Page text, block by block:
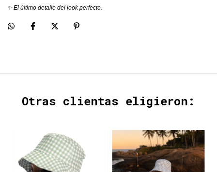
✨ El último detalle del look perfecto.
Otras clientas eligieron: